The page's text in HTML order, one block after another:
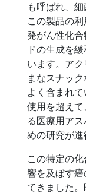
も呼ばれ、
この製品の
発がん性化
ドの生成を
います。ア
まなスナッ
よく含まれ
使用を超え
る医療用ア
めの研究が進
この特定の
響を及ぼす
てきました。